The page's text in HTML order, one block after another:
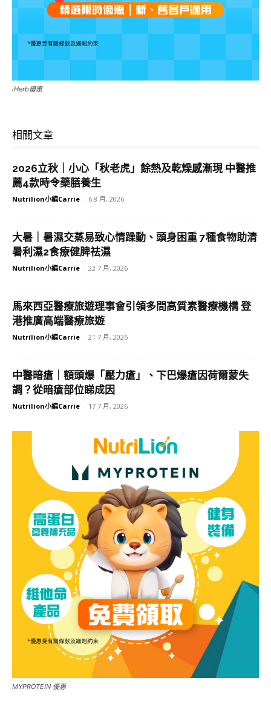
iHerb優惠
相關文章
2026立秋｜小心「秋老虎」餘熱及乾燥感漸現 中醫推
薦4款時令藥膳養生
Nutrilion小編Carrie - 6 8 月, 2026
大暑｜暑濕交蒸易致心情躁動、頭身困重 7種食物助清
暑利濕2食療健脾祛濕
Nutrilion小編Carrie - 22 7 月, 2026
馬來西亞醫療旅遊理事會引領多間高質素醫療機構 登
港推廣高端醫療旅遊
Nutrilion小編Carrie - 21 7 月, 2026
中醫暗瘡｜額頭爆「壓力瘡」、下巴爆瘡因荷爾蒙失
調？從暗瘡部位睇成因
Nutrilion小編Carrie - 17 7 月, 2026
MYPROTEIN 優惠